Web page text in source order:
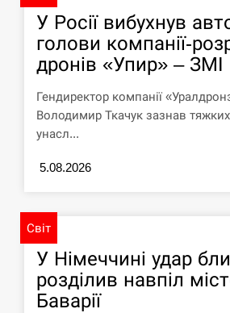
У Росії вибухнув
голови компанії-
дронів «Упир» – ЗМІ
Гендиректор компанії
Володимир Ткачук зазнав
унасл...
5.08.2026
Світ
У Німеччині удар
розділив навпіл
Баварії